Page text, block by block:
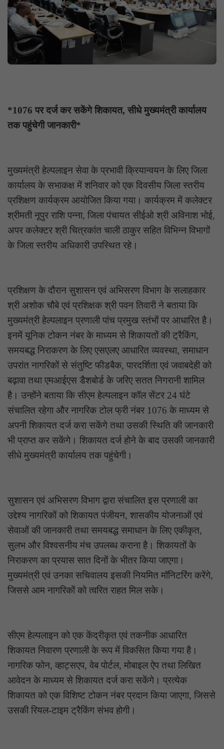
*1076 पर दर्ज कर सकेंगे शिकायत, सीधे मुख्यमंत्री कार्यालय
तक पहुंचेगी जानकारी*
मुख्यमंत्री हेल्पलाइन सेवा के प्रभावी क्रियान्वयन के लिए जिला
कार्यालय के सभाकक्ष में शनिवार को एक दिवसीय जिला स्तरीय
प्रशिक्षण कार्यक्रम आयोजित किया गया। कार्यक्रम में कलेक्टर
श्रीमती नूपुर राशि पन्ना, जिला पंचायत सीईओ श्री अविनाश भोई,
अपर कलेक्टर श्री चित्रकांत चाली ठाकुर सहित विभिन्न विभागों
के जिला स्तरीय अधिकारी उपस्थित रहे।
प्रशिक्षण के दौरान सुशासन एवं अभिसरण विभाग के सलाहकार
श्री अशोक चौबे एवं प्रशिक्षक श्री पवन तिवारी ने बताया कि
मुख्यमंत्री हेल्पलाइन प्रणाली पांच प्रमुख स्तंभों पर आधारित है।
इनमें यूनिक टोकन नंबर के माध्यम से शिकायतों की ट्रैकिंग,
समयबद्ध निराकरण के लिए एसएलए आधारित व्यवस्था, समाधान
उपरांत नागरिकों से संतुष्टि फीडबैक, पारदर्शिता एवं जवाबदेही को
बढ़ावा तथा एमआईएस डैशबोर्ड के जरिए सतत निगरानी शामिल
है। उन्होंने बताया कि सीएम हेल्पलाइन कॉल सेंटर 24 घंटे
संचालित रहेगा और नागरिक टोल फ्री नंबर 1076 के माध्यम से
अपनी शिकायत दर्ज करा सकेंगे तथा उसकी स्थिति की जानकारी
भी प्राप्त कर सकेंगे। शिकायत दर्ज होने के बाद उसकी जानकारी
सीधे मुख्यमंत्री कार्यालय तक पहुंचेगी।
सुशासन एवं अभिसरण विभाग द्वारा संचालित इस प्रणाली का
उद्देश्य नागरिकों को शिकायत पंजीयन, शासकीय योजनाओं एवं
सेवाओं की जानकारी तथा समयबद्ध समाधान के लिए एकीकृत,
सुलभ और विश्वसनीय मंच उपलब्ध कराना है। शिकायतों के
निराकरण का प्रयास सात दिनों के भीतर किया जाएगा।
मुख्यमंत्री एवं उनका सचिवालय इसकी नियमित मॉनिटरिंग करेंगे,
जिससे आम नागरिकों को त्वरित राहत मिल सके।
सीएम हेल्पलाइन को एक केंद्रीकृत एवं तकनीक आधारित
शिकायत निवारण प्रणाली के रूप में विकसित किया गया है।
नागरिक फोन, व्हाट्सएप, वेब पोर्टल, मोबाइल ऐप तथा लिखित
आवेदन के माध्यम से शिकायत दर्ज करा सकेंगे। प्रत्येक
शिकायत को एक विशिष्ट टोकन नंबर प्रदान किया जाएगा, जिससे
उसकी रियल-टाइम ट्रैकिंग संभव होगी।